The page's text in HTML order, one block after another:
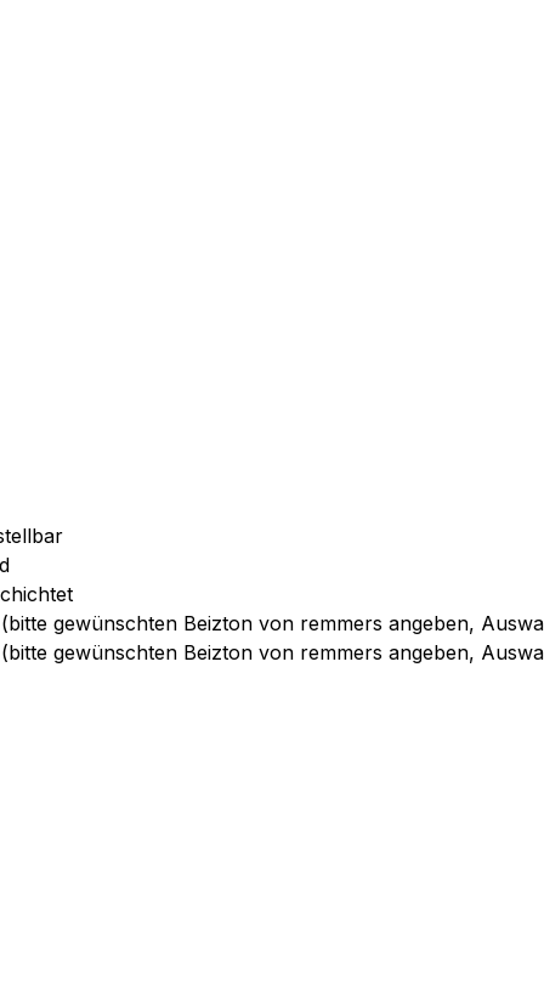
gewünschten Beizton von remmers angeben,
gewünschten Beizton von remmers angeben,